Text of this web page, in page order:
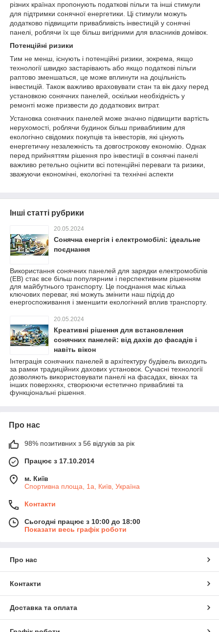
різних країнах пропонують податкові пільги та інші стимули
для підтримки сонячної енергетики. Ці стимули можуть
додатково підвищити привабливість інвестицій у сонячні
панелі, роблячи їх ще більш вигідними для власників домівок.
Потенційні ризики
Тим не менш, існують і потенційні ризики, зокрема, якщо
технології швидко застарівають або якщо податкові пільги
раптово зменшаться, це може вплинути на доцільність
інвестицій. Також важливо враховувати стан та вік даху перед
установкою сонячних панелей, оскільки необхідність у
ремонті може призвести до додаткових витрат.
Установка сонячних панелей може значно підвищити вартість
нерухомості, роблячи будинок більш привабливим для
екологічно свідомих покупців та інвесторів, які цінують
енергетичну незалежність та довгострокову економію. Однак
перед прийняттям рішення про інвестиції в сонячні панелі
важливо ретельно оцінити всі потенційні переваги та ризики,
зважуючи економічні, екологічні та технічні аспекти
Інші статті рубрики
20.05.2024
Сонячна енергія і електромобілі: ідеальне
поєднання
Використання сонячних панелей для зарядки електромобілів
(ЕВ) стає все більш популярним і перспективним рішенням
для майбутнього транспорту. Це поєднання має кілька
ключових переваг, які можуть змінити наш підхід до
енергоспоживання і зменшити екологічний вплив транспорту.
20.05.2024
Креативні рішення для встановлення
сонячних панелей: від дахів до фасадів і
навіть вікон
Інтеграція сонячних панелей в архітектуру будівель виходить
за рамки традиційних дахових установок. Сучасні технології
дозволяють використовувати панелі на фасадах, вікнах та
інших поверхнях, створюючи естетично привабливі та
функціональні рішення.
Про нас
98% позитивних з 56 відгуків за рік
Працює з 17.10.2014
м. Київ
Спортивна площа, 1а, Київ, Україна
Контакти
Сьогодні працює з 10:00 до 18:00
Показати весь графік роботи
Про нас
Контакти
Доставка та оплата